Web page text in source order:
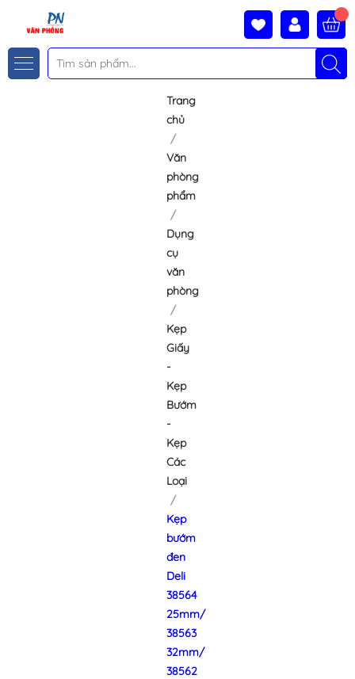
Trang
chủ
Văn
phòng
phẩm
Dụng
cụ
văn
phòng
Kẹp
Giấy
-
Kẹp
Bướm
-
Kẹp
Các
Loại
Kẹp
bướm
đen
Deli
38564
25mm/
38563
32mm/
38562